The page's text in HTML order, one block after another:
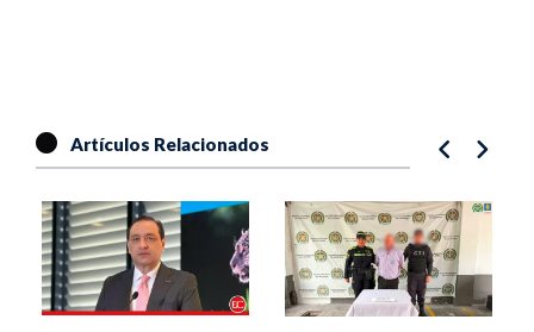
Artículos Relacionados